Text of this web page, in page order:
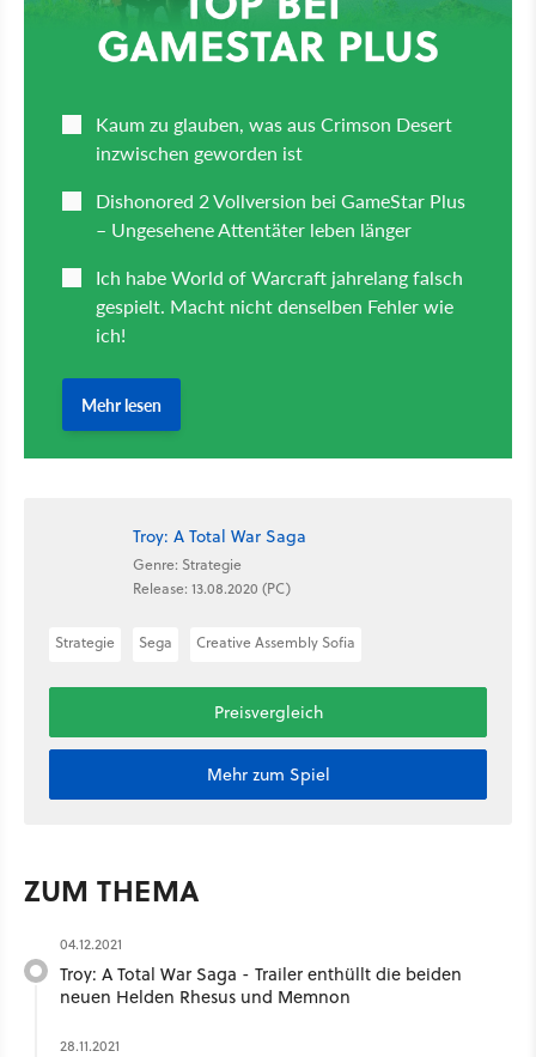
Troy: A Total War Saga
Genre: Strategie
Release: 13.08.2020 (PC)
Strategie Sega Creative Assembly Sofia
Preisvergleich
Mehr zum Spiel
ZUM THEMA
04.12.2021
Troy: A Total War Saga - Trailer enthüllt die beiden
neuen Helden Rhesus und Memnon
28.11.2021